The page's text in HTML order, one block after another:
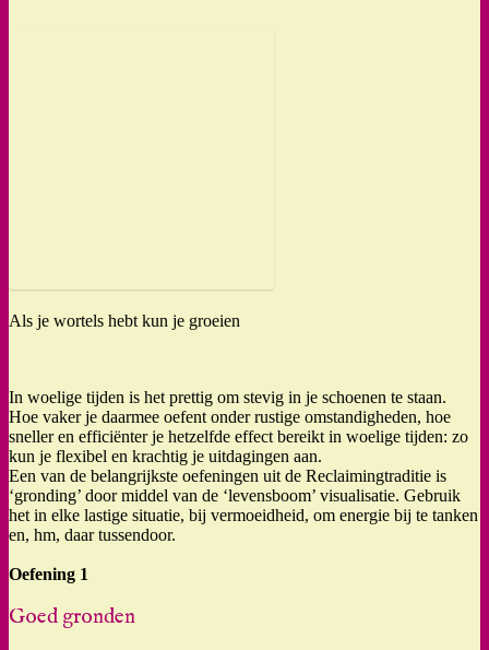
Als je wortels hebt kun je groeien
In woelige tijden is het prettig om stevig in je schoenen te staan.
Hoe vaker je daarmee oefent onder rustige omstandigheden, hoe
sneller en efficiënter je hetzelfde effect bereikt in woelige tijden: zo
kun je flexibel en krachtig je uitdagingen aan.
Een van de belangrijkste oefeningen uit de Reclaimingtraditie is
‘gronding’ door middel van de ‘levensboom’ visualisatie. Gebruik
het in elke lastige situatie, bij vermoeidheid, om energie bij te tanken
en, hm, daar tussendoor.
Oefening 1
Goed gronden